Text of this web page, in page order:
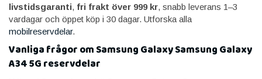
livstidsgaranti, fri frakt över 999 kr, snabb leverans 1–3
vardagar och öppet köp i 30 dagar. Utforska alla
mobilreservdelar.
Vanliga frågor om Samsung Galaxy Samsung Galaxy
A34 5G reservdelar